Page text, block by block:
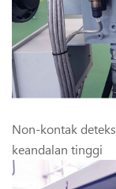
Non-kontak
keandalan tinggi